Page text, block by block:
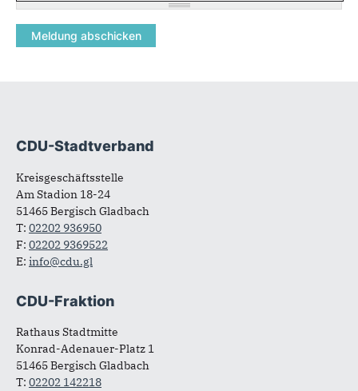
Fußbereich
CDU-Stadtverband
Kreisgeschäftsstelle
Am Stadion 18-24
51465 Bergisch Gladbach
T: 02202 936950
F: 02202 9369522
E: info@cdu.gl
CDU-Fraktion
Rathaus Stadtmitte
Konrad-Adenauer-Platz 1
51465 Bergisch Gladbach
T: 02202 142218